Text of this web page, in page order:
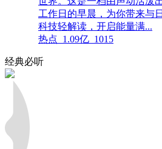
工作日的早晨，为你带来与
科技轻解读，开启能量满...
热点 1.09亿 1015
经典必听